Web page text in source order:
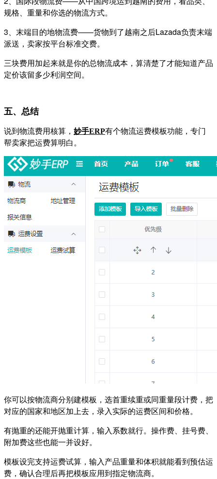
规格、重量和你选的物流方式。
3、末端目的地物流费——货物到了越南之后Lazada负责末端
派送，卖家按平台标准交费。
三块费用加起来就是你的总物流成本，算清楚了才能知道产品
定价该留多少利润空间。
五、总结
说到物流费用核算， 妙手ERP有个物流运费模板功能，专门
帮卖家把运费算明白。
你可以按物流商分别建模板，选首重续重或同重量段计费，把
对应的国家和地区加上去，录入实际的运费区间和价格。
有抛重的还能开抛重计算，输入系数就行。操作费、挂号费、
附加费这些也能一并设好。
模板设完支持运费试算，输入产品重量和体积就能看到预估运
费，确认合理后再把模板应用到指定物流商。